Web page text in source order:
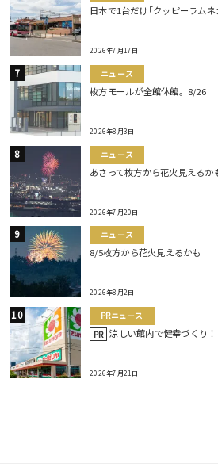
日本で1台だけ｢クッピーラム
2026年7月17日
ニュース
枚方モールが全館休館。8/26
2026年8月3日
ニュース
あさって枚方から花火見えるか
2026年7月20日
ニュース
8/5枚方から花火見えるかも
2026年8月2日
PRニュース
PR 涼しい館内で健幸づくり
2026年7月21日